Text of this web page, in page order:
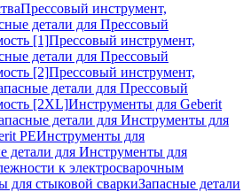
Прессовый инструмент,
детали для Прессовый
[1]Прессовый инструмент,
детали для Прессовый
[2]Прессовый инструмент,
детали для Прессовый
[2XL]Инструменты для Geberit
детали для Инструменты для
PEИнструменты для
детали для Инструменты для
к электросварочным
для стыковой сваркиЗапасные детали